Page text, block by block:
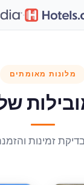
·
מלונות מאומתים
זמינות